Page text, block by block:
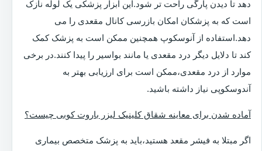
دهد تا دیدن پارگی راحت تر شود.این ابزار پزشکی یک لوله نازک
است که به پزشکان امکان بازرسی کانال مقعدی را می
دهد.استفاده از آنوسکوپ همچنین ممکن است به پزشک کمک
کند تا دلایل دیگر درد مقعدی یا مانند بواسیر را پیدا کنند.در برخی
موارد از درد مقعدی،ممکن است برای ارزیابی بهتر به
آندوسکوپی نیاز داشته باشید.
آماده شدن برای معاینه شقاق کلینیک لیزر باروت کوبی چیست؟
اگر مبتلا به فیشر مقعد هستید،باید به پزشک متخصص بیماری